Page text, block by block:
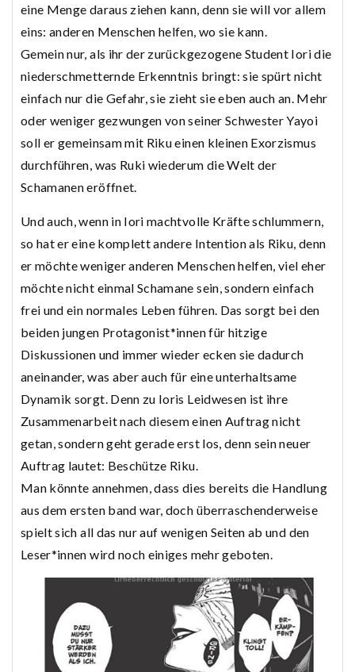
eine Menge daraus ziehen kann, denn sie will vor allem
eins: anderen Menschen helfen, wo sie kann.
Gemein nur, als ihr der zurückgezogene Student Iori die
niederschmetternde Erkenntnis bringt: sie spürt nicht
einfach nur die Gefahr, sie zieht sie eben auch an. Mehr
oder weniger gezwungen von seiner Schwester Yayoi
soll er gemeinsam mit Riku einen kleinen Exorzismus
durchführen, was Ruki wiederum die Welt der
Schamanen eröffnet.
Und auch, wenn in Iori machtvolle Kräfte schlummern,
so hat er eine komplett andere Intention als Riku, denn
er möchte weniger anderen Menschen helfen, viel eher
möchte nicht einmal Schamane sein, sondern einfach
frei und ein normales Leben führen. Das sorgt bei den
beiden jungen Protagonist*innen für hitzige
Diskussionen und immer wieder ecken sie dadurch
aneinander, was aber auch für eine unterhaltsame
Dynamik sorgt. Denn zu Ioris Leidwesen ist ihre
Zusammenarbeit nach diesem einen Auftrag nicht
getan, sondern geht gerade erst los, denn sein neuer
Auftrag lautet: Beschütze Riku.
Man könnte annehmen, dass dies bereits die Handlung
aus dem ersten band war, doch überraschenderweise
spielt sich all das nur auf wenigen Seiten ab und den
Leser*innen wird noch einiges mehr geboten.